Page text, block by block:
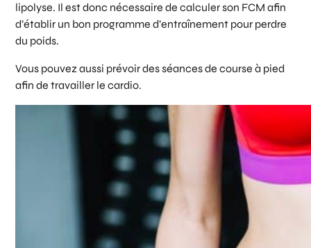
lipolyse. Il est donc nécessaire de calculer son FCM afin
d’établir un bon programme d’entraînement pour perdre
du poids.
Vous pouvez aussi prévoir des séances de course à pied
afin de travailler le cardio.